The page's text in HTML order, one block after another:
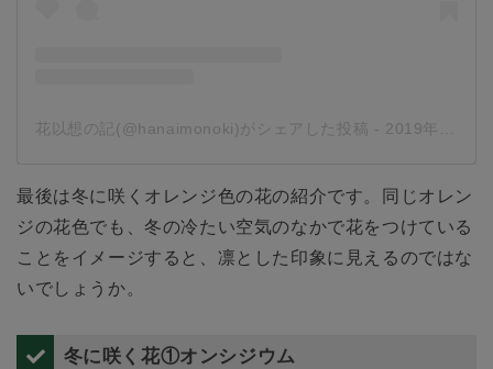
花以想の記(@hanaimonoki)がシェアした投稿 - 2019年12月月10日午前3時27分PST
最後は冬に咲くオレンジ色の花の紹介です。同じオレン
ジの花色でも、冬の冷たい空気のなかで花をつけている
ことをイメージすると、凛とした印象に見えるのではな
いでしょうか。
冬に咲く花①オンシジウム